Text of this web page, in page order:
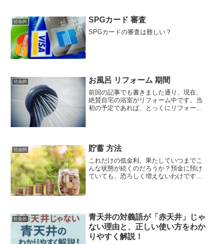
社会的 SPGカード 審査
SPGカードの審査は難しい？
社会的 お風呂 リフォーム 期間
前回の記事でも書きました通り、現在、
絶賛自宅の浴室がリフォーム中です。当
初の予定であれば、とっくにリフォーム
社会的 貯蓄 方法
これだけの低金利。果たしていつまでこ
んな状態が続くのだろうか？預金に預け
ていても、恐ろしく増えないわけですか
社会的
青天井の対義語が「赤天井」じゃ
ない理由と、正しい使い方をわか
りやすく解説！